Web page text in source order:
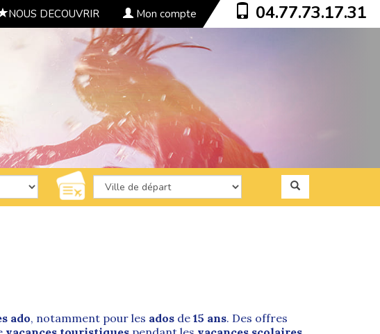
NOUS DECOUVRIR Mon compte 04.77.73.17.31
ado, notamment pour les ados de 15 ans. Des offres